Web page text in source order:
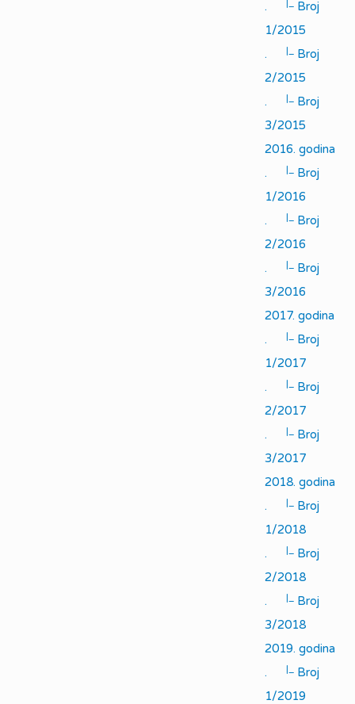
.
Broj
1/2015
.
|_ Broj
2/2015
.
|_ Broj
3/2015
2016. godina
.
|_ Broj
1/2016
.
|_ Broj
2/2016
.
|_ Broj
3/2016
2017. godina
.
|_ Broj
1/2017
.
|_ Broj
2/2017
.
|_ Broj
3/2017
2018. godina
.
|_ Broj
1/2018
.
|_ Broj
2/2018
.
|_ Broj
3/2018
2019. godina
.
|_ Broj
1/2019